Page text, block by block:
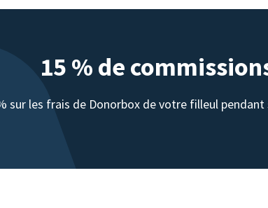
15 % de
sur les frais de Donorbox de votre filleul